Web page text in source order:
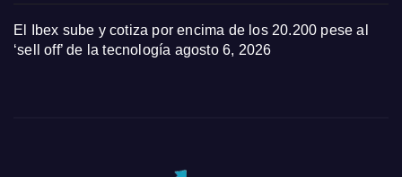
El Ibex sube y cotiza por encima de los 20.200 pese al
‘sell off’ de la tecnología agosto 6, 2026